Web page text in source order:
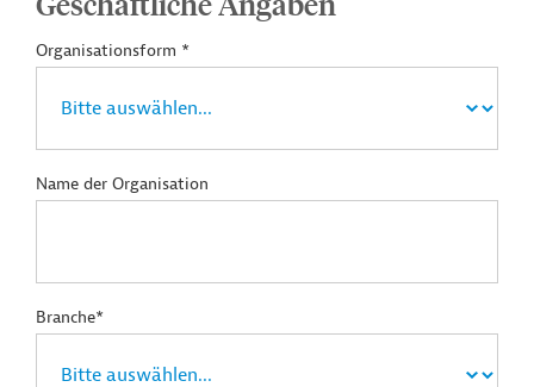
Organisationsform *
Name der Organisation
Branche*